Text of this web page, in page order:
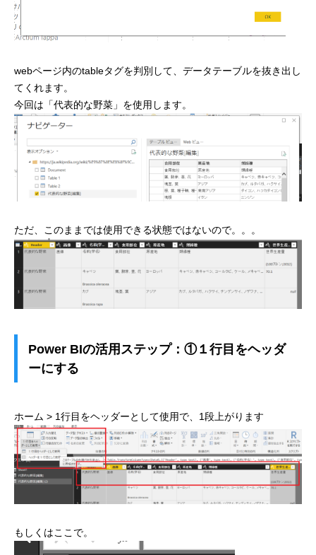
webページ内のtableタグを判別して、データテーブルを抜き出し
てくれます。
今回は「代表的な野菜」を使用します。
ただ、このままでは使用できる状態ではないので。。。
Power BIの活用ステップ：①１行目をヘッダ
ーにする
ホーム > 1行目をヘッダーとして使用で、1段上がります
もしくはここで。